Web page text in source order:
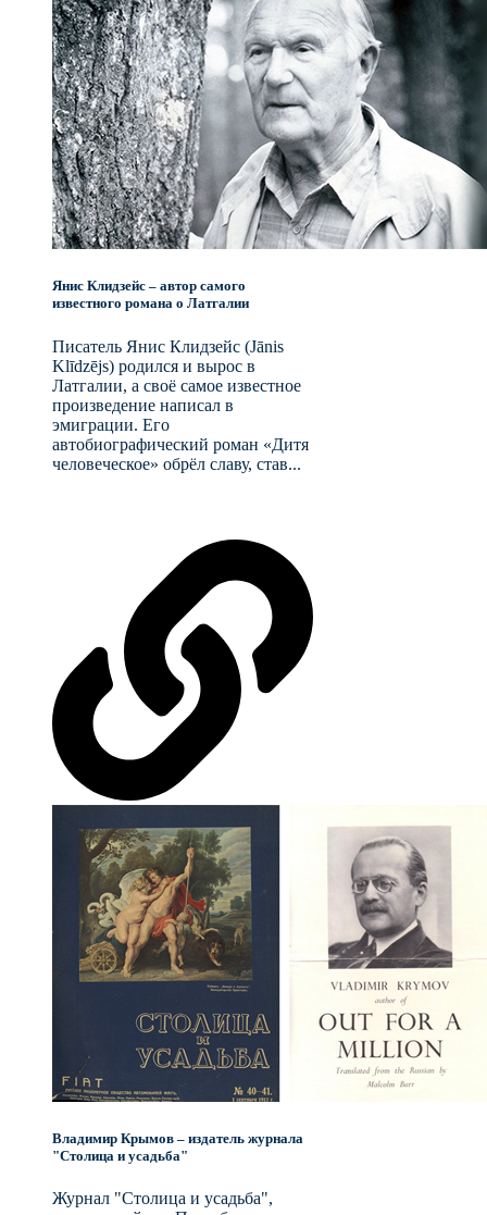
Янис Клидзейс – автор самого
известного романа о Латгалии
Писатель Янис Клидзейс (Jānis
Klīdzējs) родился и вырос в
Латгалии, а своё самое известное
произведение написал в
эмиграции. Его
автобиографический роман «Дитя
человеческое» обрёл славу, став...
Владимир Крымов – издатель журнала
"Столица и усадьба"
Журнал "Столица и усадьба",